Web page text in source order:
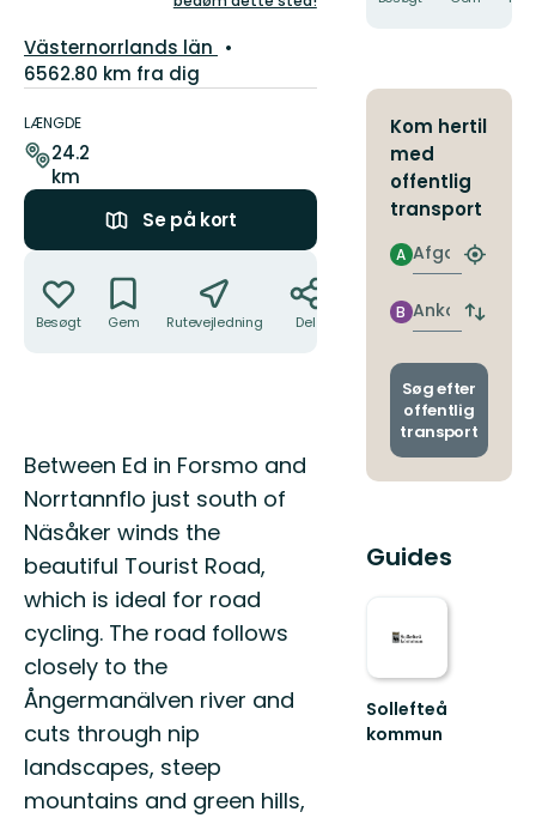
stjerner
Amt:
Västernorrlands län
6562.80 km fra dig
LÆNGDE
24.2
km
Se på kort
Besøgt Gem Rutevejledning Del
Beskrivelse
Between Ed in Forsmo and
Norrtannflo just south of
Näsåker winds the
beautiful Tourist Road,
which is ideal for road
cycling. The road follows
closely to the
Ångermanälven river and
cuts through nip
landscapes, steep
mountains and green hills,
Kom hertil
med
offentlig
transport
Afgang
A
Find
Ankomst
B
Skift
og
Søg efter
offentlig
transport
Guides
Sollefteå
kommun